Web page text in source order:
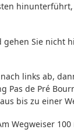
Sie nicht
links ab,
Pas de Pré
bis zu einer
Wegweiser